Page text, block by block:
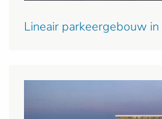
Lineair parkeergebouw